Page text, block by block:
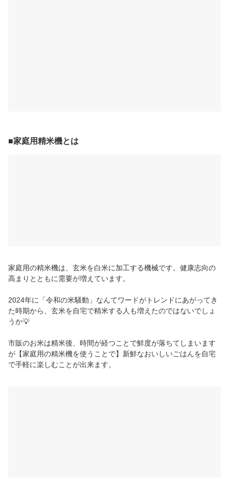
■家庭用精米機とは
家庭用の精米機は、玄米を白米に加工する機械です。健康志向の
高まりとともに需要が増えています。
2024年に「令和の米騒動」なんてワードがトレンドにあがってき
た時期から、玄米を自宅で精米する人も増えたのではないでしょ
うか💡
市販のお米は精米後、時間が経つことで鮮度が落ちてしまいます
が【家庭用の精米機を使うことで】新鮮なおいしいごはんを自宅
で手軽に楽しむことが出来ます。